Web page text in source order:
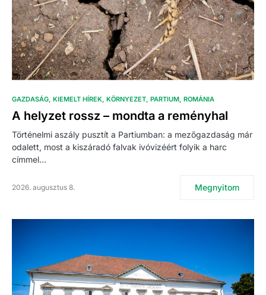
GAZDASÁG KIEMELT HÍREK KÖRNYEZET PARTIUM ROMÁNIA
A helyzet rossz – mondta a reményhal
Történelmi aszály pusztít a Partiumban: a mezőgazdaság már
odalett, most a kiszáradó falvak ivóvizéért folyik a harc
címmel…
2026. augusztus 8. Megnyitom